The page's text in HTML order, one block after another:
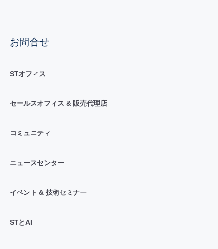
お問合せ
STオフィス
セールスオフィス & 販売代理店
コミュニティ
ニュースセンター
イベント & 技術セミナー
STとAI